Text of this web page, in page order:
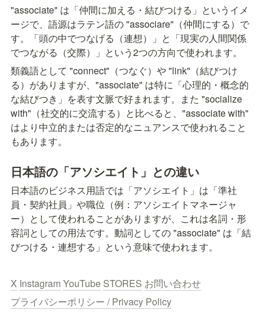
"associate" は「仲間に加える・結びつける」というイメ
ージで、語源はラテン語の "associare"（仲間にする）で
す。「頭の中でつなげる（連想）」と「現実の人間関係
でつながる（交際）」という2つの方向で使われます。
類義語として "connect"（つなぐ）や "link"（結びつけ
る）がありますが、"associate" は特に「心理的・概念的
な結びつき」を表す文脈で好まれます。また "socialize
with"（社交的に交流する）と比べると、"associate with"
はより中立的または否定的なニュアンスで使われること
もあります。
日本語の「アソシエイト」との違い
日本語のビジネス用語では「アソシエイト」は「準社
員・契約社員」や職位（例：アソシエイトマネージャ
ー）として使われることがありますが、これは名詞・形
容詞としての用法です。動詞としての "associate" は「結
びつける・連想する」という意味で使われます。
X Instagram YouTube STORES お問い合わせ
プライバシーポリシー / Privacy Policy